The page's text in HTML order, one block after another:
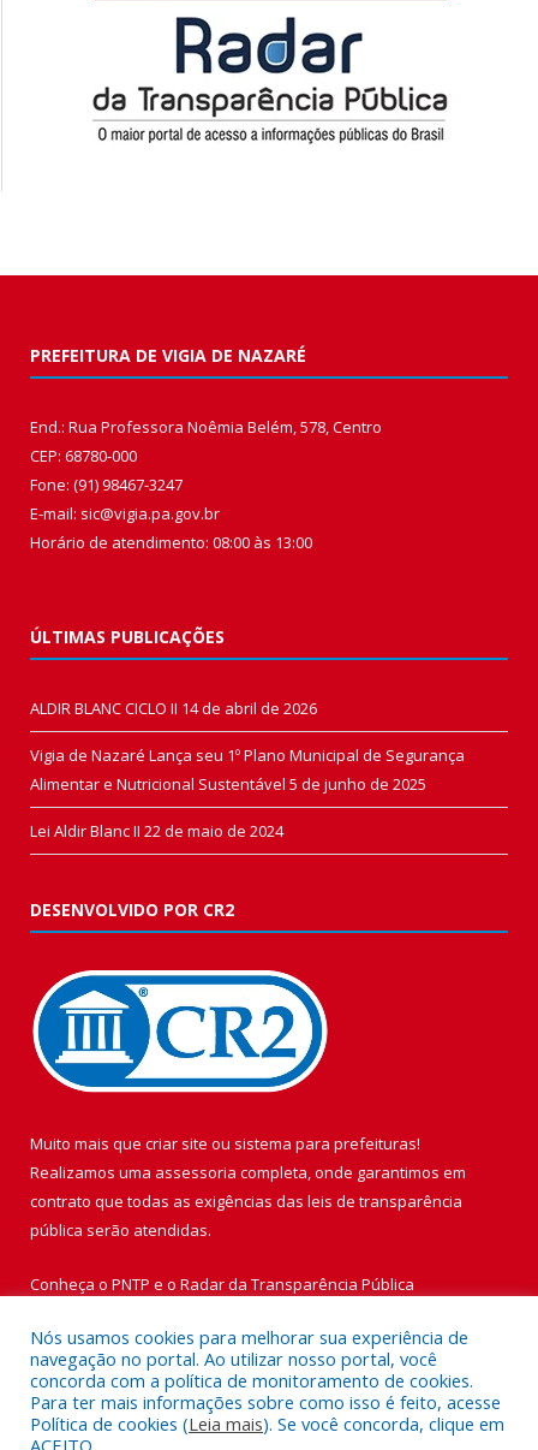
PREFEITURA DE VIGIA DE NAZARÉ
End.: Rua Professora Noêmia Belém, 578, Centro
CEP: 68780-000
Fone: (91) 98467-3247
E-mail: sic@vigia.pa.gov.br
Horário de atendimento: 08:00 às 13:00
ÚLTIMAS PUBLICAÇÕES
ALDIR BLANC CICLO II 14 de abril de 2026
Vigia de Nazaré Lança seu 1º Plano Municipal de Segurança
Alimentar e Nutricional Sustentável 5 de junho de 2025
Lei Aldir Blanc II 22 de maio de 2024
DESENVOLVIDO POR CR2
Muito mais que criar site ou sistema para prefeituras!
Realizamos uma assessoria completa, onde garantimos em
contrato que todas as exigências das leis de transparência
pública serão atendidas.
Conheça o PNTP e o Radar da Transparência Pública
Todos os direitos reservados a Prefeitura Municipal de Vigia de
Nazaré.
Nós usamos cookies para melhorar sua experiência de
navegação no portal. Ao utilizar nosso portal, você
concorda com a política de monitoramento de cookies.
Para ter mais informações sobre como isso é feito, acesse
Política de cookies (Leia mais). Se você concorda, clique em
ACEITO.